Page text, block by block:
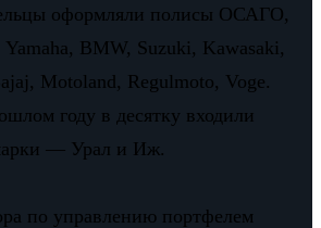
оформляли полисы ОСАГО,
Yamaha, BMW, Suzuki, Kawasaki,
Motoland, Regulmoto, Voge.
году в десятку входили
— Урал и Иж.
по управлению портфелем